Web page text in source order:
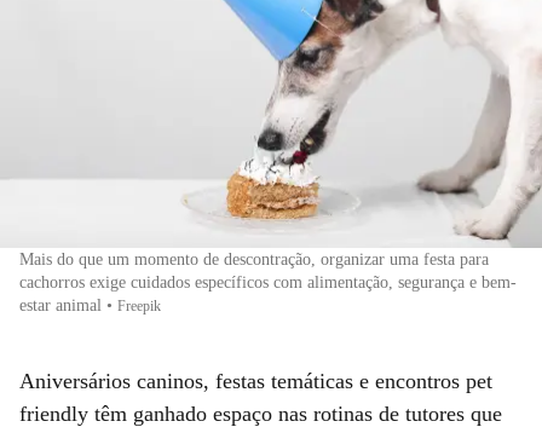
Mais do que um momento de descontração, organizar uma festa para
cachorros exige cuidados específicos com alimentação, segurança e bem-
estar animal • Freepik
Aniversários caninos, festas temáticas e encontros pet
friendly têm ganhado espaço nas rotinas de tutores que